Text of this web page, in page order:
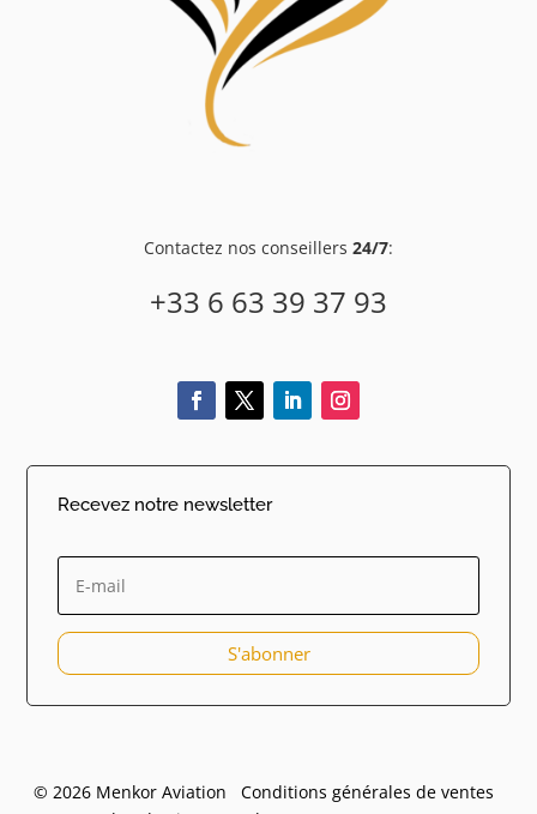
Contactez nos conseillers 24/7:
+33 6 63 39 37 93
Recevez notre newsletter
S'abonner
© 2026 Menkor Aviation Conditions générales de ventes